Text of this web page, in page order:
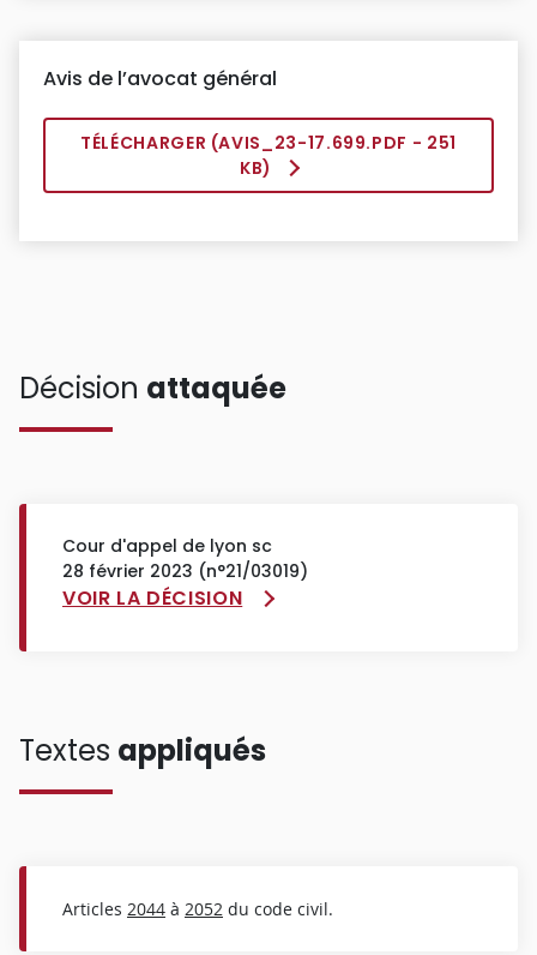
Avis de l’avocat général
TÉLÉCHARGER (AVIS_23-17.699.PDF - 251
KB)
Décision attaquée
Cour d'appel de lyon sc
28 février 2023 (n°21/03019)
VOIR LA DÉCISION
Textes appliqués
Articles 2044 à 2052 du code civil.